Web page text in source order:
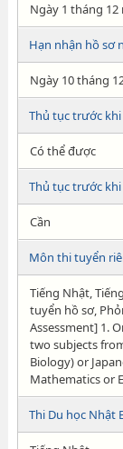
Ngày 1 tháng 12
Hạn nhận hồ sơ
Ngày 10 tháng
Thủ tục trước
Có thể được
Thủ tục trước
Cần
Môn thi tuyển
Tiếng Nhật,
tuyển hồ sơ,
Assessment] 1.
two subjects
Biology) or
Mathematics or
Thi Du học Nhật